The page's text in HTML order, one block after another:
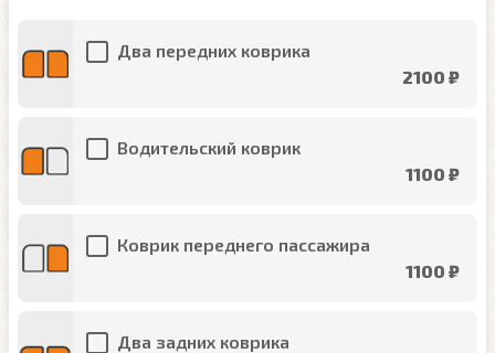
Два передних коврика
2100 ₽
Водительский коврик
1100 ₽
Коврик переднего пассажира
1100 ₽
Два задних коврика